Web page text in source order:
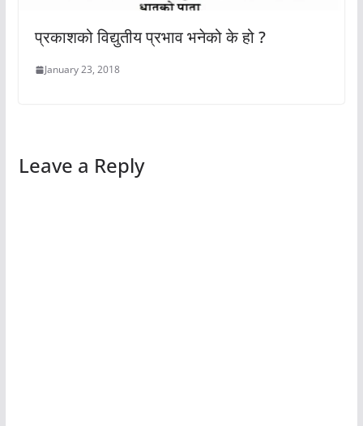
प्रकाशको विद्युतीय प्रभाव भनेको के हो ?
January 23, 2018
Leave a Reply